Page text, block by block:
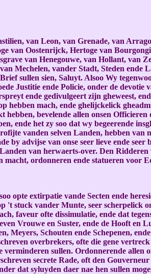
van Leon, van Grenade, van
van Oostenrijck, Hertoge van
van Henegouwe, van Hollant, van
Mechelen, vander Stadt, Steden ende
sullen sien, Saluyt. Alsoo Wy
Justitie ende Policie, onder de
ende gedivulgeert zijn gheweest,
hebben mach, ende ghelijckelick
bevelende allen onsen
ende het zy soo dat wy begeerende
vanden selven Landen, hebben van
advijse van onse seer lieve ende
van herwaerts-over. Den Ridderen
ordonneren ende statueren voor
opte extirpatie vande Secten ende
't stuck vander Munte, seer scherpelick
faveur ofte dissimulatie, ende dat
Vrouwe en Suster, ende de Hooft en
Schouten ende Schepenen,
overbrekers, ofte die gene
sullen. Ordonnerende allen
secrete Rade, oft den
dat syluyden daer nae hen sullen